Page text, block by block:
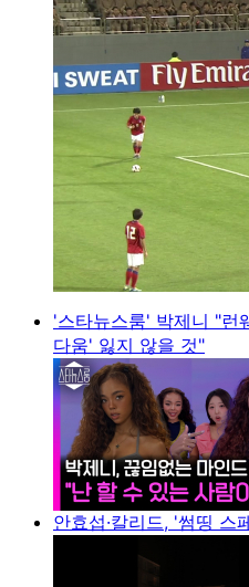
'스타뉴스룸' 박제니 "런
다움' 잃지 않을 것"
안효섭·칼리드, '썸띵 스